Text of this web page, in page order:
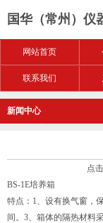
国华（常州）仪
网站首页
联系我们
新闻中心
点
BS-1E培养箱
特点：1、设有换气窗，
间。3、箱体的隔热材料